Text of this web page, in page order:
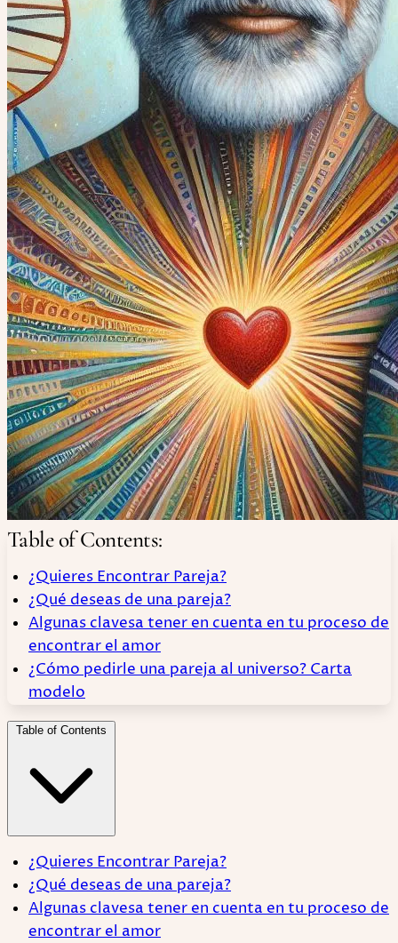
Table of Contents:
¿Quieres Encontrar Pareja?
¿Qué deseas de una pareja?
Algunas clavesa tener en cuenta en tu proceso de
encontrar el amor
¿Cómo pedirle una pareja al universo? Carta
modelo
Table of Contents
¿Quieres Encontrar Pareja?
¿Qué deseas de una pareja?
Algunas clavesa tener en cuenta en tu proceso de
encontrar el amor